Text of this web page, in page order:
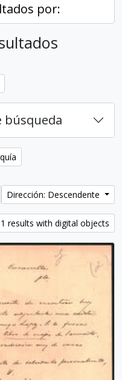
por:
búsqueda
Dirección: Descendente
results with digital objects